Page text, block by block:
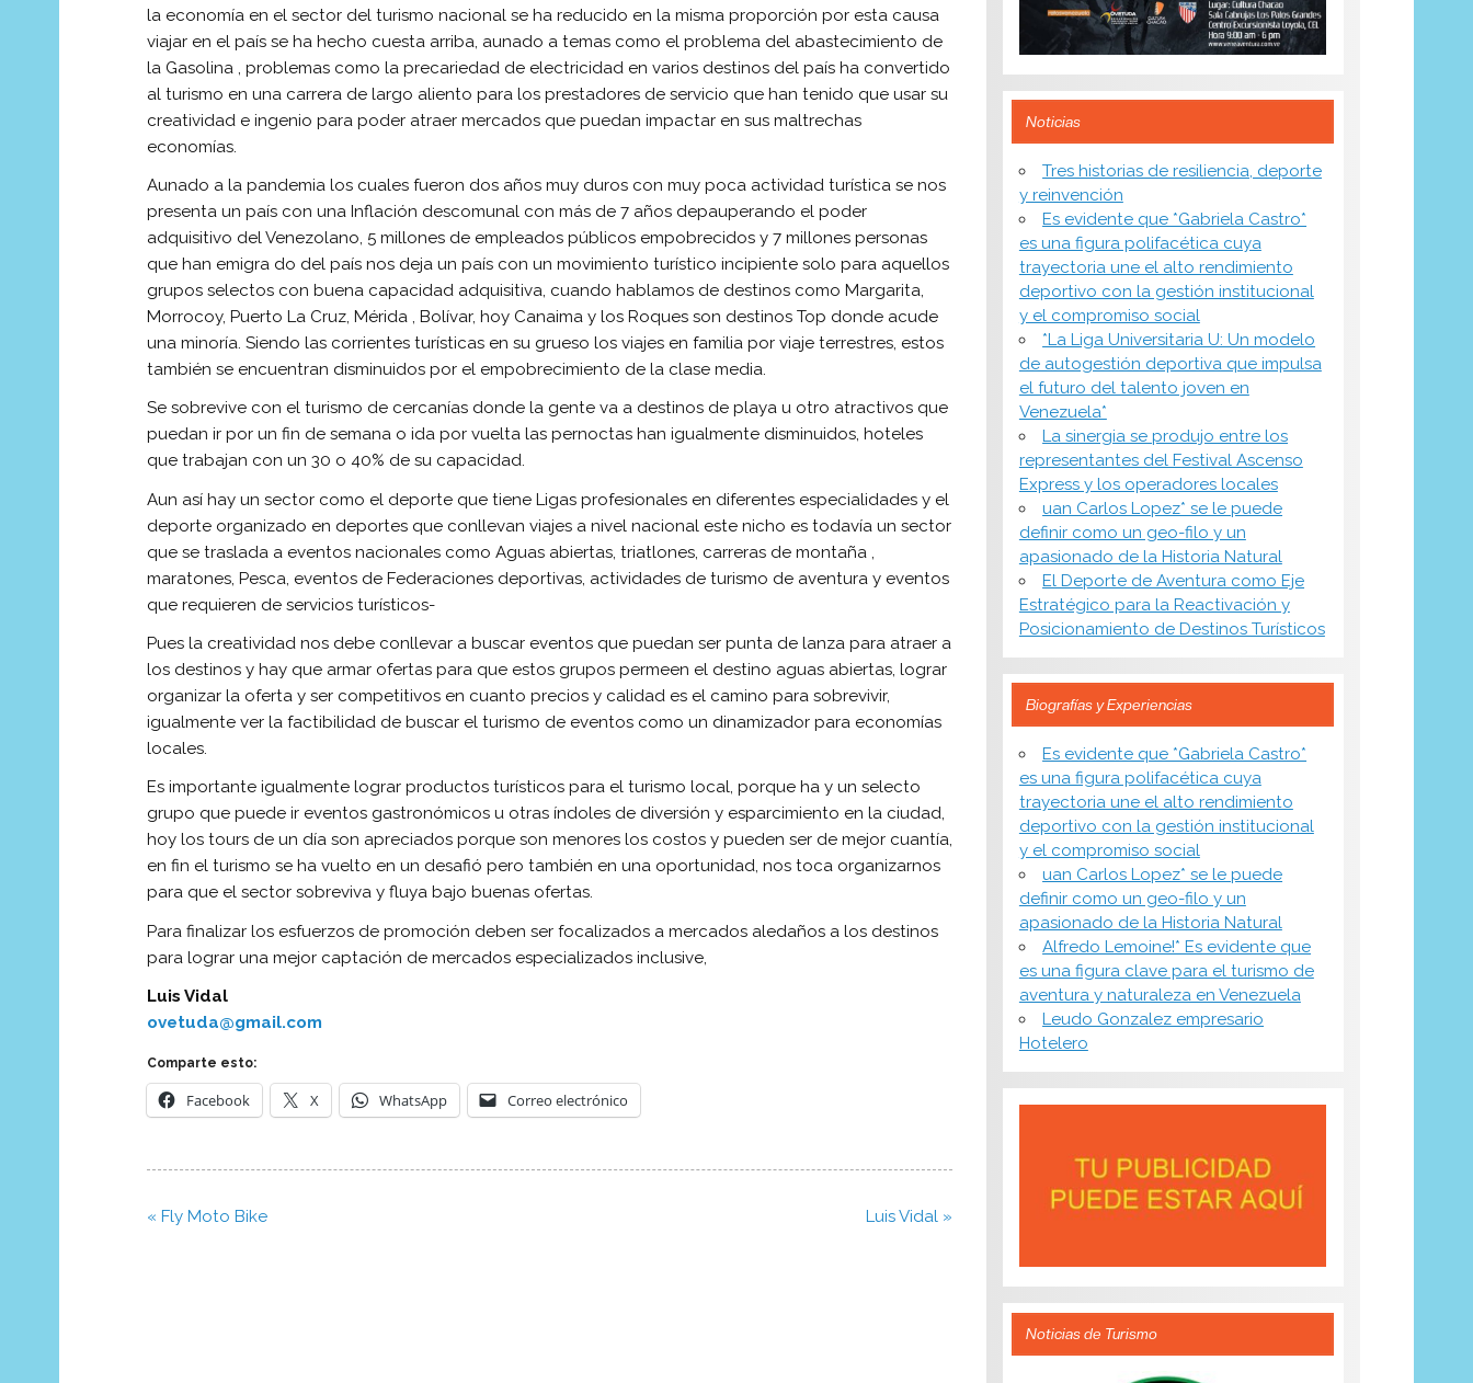
la economía en el sector del turismo nacional se ha reducido en la misma proporción por esta causa
viajar en el país se ha hecho cuesta arriba, aunado a temas como el problema del abastecimiento de
la Gasolina , problemas como la precariedad de electricidad en varios destinos del país ha convertido
al turismo en una carrera de largo aliento para los prestadores de servicio que han tenido que usar su
creatividad e ingenio para poder atraer mercados que puedan impactar en sus maltrechas
economías.
Aunado a la pandemia los cuales fueron dos años muy duros con muy poca actividad turística se nos
presenta un país con una Inflación descomunal con más de 7 años depauperando el poder
adquisitivo del Venezolano, 5 millones de empleados públicos empobrecidos y 7 millones personas
que han emigra do del país nos deja un país con un movimiento turístico incipiente solo para aquellos
grupos selectos con buena capacidad adquisitiva, cuando hablamos de destinos como Margarita,
Morrocoy, Puerto La Cruz, Mérida , Bolívar, hoy Canaima y los Roques son destinos Top donde acude
una minoría. Siendo las corrientes turísticas en su grueso los viajes en familia por viaje terrestres, estos
también se encuentran disminuidos por el empobrecimiento de la clase media.
Se sobrevive con el turismo de cercanías donde la gente va a destinos de playa u otro atractivos que
puedan ir por un fin de semana o ida por vuelta las pernoctas han igualmente disminuidos, hoteles
que trabajan con un 30 o 40% de su capacidad.
Aun así hay un sector como el deporte que tiene Ligas profesionales en diferentes especialidades y el
deporte organizado en deportes que conllevan viajes a nivel nacional este nicho es todavía un sector
que se traslada a eventos nacionales como Aguas abiertas, triatlones, carreras de montaña ,
maratones, Pesca, eventos de Federaciones deportivas, actividades de turismo de aventura y eventos
que requieren de servicios turísticos-
Pues la creatividad nos debe conllevar a buscar eventos que puedan ser punta de lanza para atraer a
los destinos y hay que armar ofertas para que estos grupos permeen el destino aguas abiertas, lograr
organizar la oferta y ser competitivos en cuanto precios y calidad es el camino para sobrevivir,
igualmente ver la factibilidad de buscar el turismo de eventos como un dinamizador para economías
locales.
Es importante igualmente lograr productos turísticos para el turismo local, porque ha y un selecto
grupo que puede ir eventos gastronómicos u otras índoles de diversión y esparcimiento en la ciudad,
hoy los tours de un día son apreciados porque son menores los costos y pueden ser de mejor cuantía,
en fin el turismo se ha vuelto en un desafió pero también en una oportunidad, nos toca organizarnos
para que el sector sobreviva y fluya bajo buenas ofertas.
Para finalizar los esfuerzos de promoción deben ser focalizados a mercados aledaños a los destinos
para lograr una mejor captación de mercados especializados inclusive,
Luis Vidal
ovetuda@gmail.com
Comparte esto:
Facebook X WhatsApp Correo electrónico
Navegación
« Fly Moto Bike Luis Vidal »
Noticias
​Tres historias de resiliencia, deporte
y reinvención
Es evidente que *Gabriela Castro*
es una figura polifacética cuya
trayectoria une el alto rendimiento
deportivo con la gestión institucional
y el compromiso social
*​La Liga Universitaria U: Un modelo
de autogestión deportiva que impulsa
el futuro del talento joven en
Venezuela*
La sinergia se produjo entre los
representantes del Festival Ascenso
Express y los operadores locales
uan Carlos Lopez* se le puede
definir como un geo-filo y un
apasionado de la Historia Natural
El Deporte de Aventura como Eje
Estratégico para la Reactivación y
Posicionamiento de Destinos Turísticos
Biografías y Experiencias
Es evidente que *Gabriela Castro*
es una figura polifacética cuya
trayectoria une el alto rendimiento
deportivo con la gestión institucional
y el compromiso social
uan Carlos Lopez* se le puede
definir como un geo-filo y un
apasionado de la Historia Natural
Alfredo Lemoine!* Es evidente que
es una figura clave para el turismo de
aventura y naturaleza en Venezuela
Leudo Gonzalez empresario
Hotelero
Noticias de Turismo